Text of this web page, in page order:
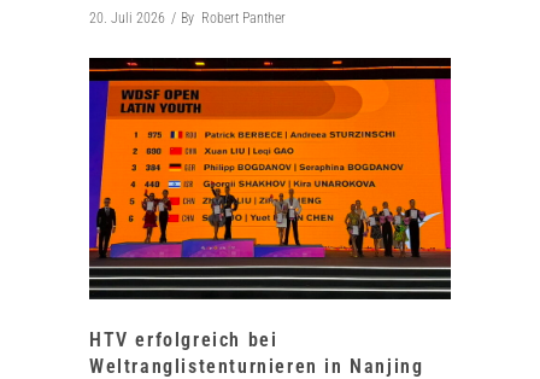
20. Juli 2026 By Robert Panther
HTV erfolgreich bei
Weltranglistenturnieren in Nanjing